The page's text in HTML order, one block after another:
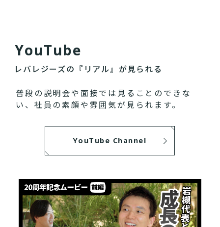
YouTube
レバレジーズの『リアル』が見られる
普段の説明会や面接では見ることのできな
い、社員の素顔や雰囲気が見られます。
YouTube Channel